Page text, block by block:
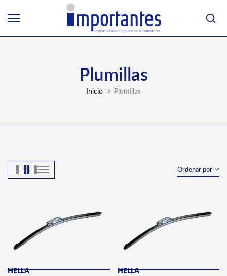
al
Plumillas
Inicio Plumillas
Ordenar por
HELLA HELLA